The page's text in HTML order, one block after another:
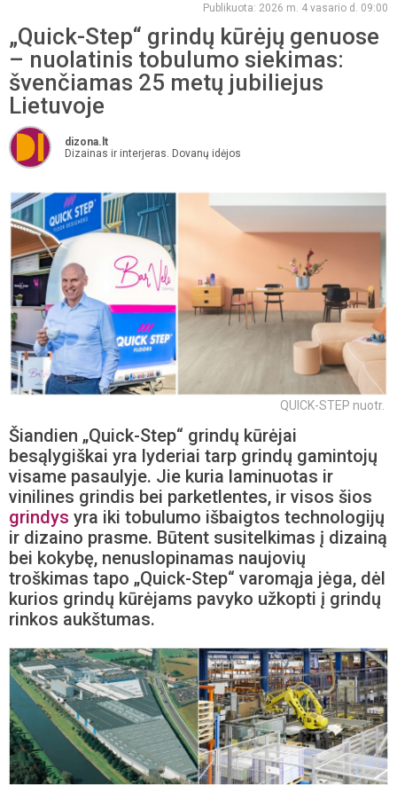
Publikuota: 2026 m. 4 vasario d. 09:00
„Quick-Step“ grindų kūrėjų genuose
– nuolatinis tobulumo siekimas:
švenčiamas 25 metų jubiliejus
Lietuvoje
dizona.lt
Dizainas ir interjeras. Dovanų idėjos
QUICK-STEP nuotr.
Šiandien „Quick-Step“ grindų kūrėjai
besąlygiškai yra lyderiai tarp grindų gamintojų
visame pasaulyje. Jie kuria laminuotas ir
vinilines grindis bei parketlentes, ir visos šios
grindys yra iki tobulumo išbaigtos technologijų
ir dizaino prasme. Būtent susitelkimas į dizainą
bei kokybę, nenuslopinamas naujovių
troškimas tapo „Quick-Step“ varomąja jėga, dėl
kurios grindų kūrėjams pavyko užkopti į grindų
rinkos aukštumas.